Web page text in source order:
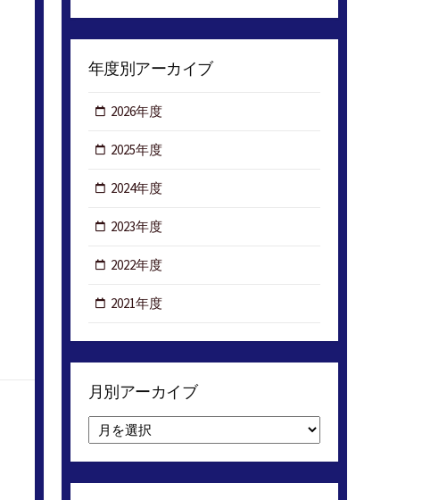
年度別アーカイブ
2026年度
2025年度
2024年度
2023年度
2022年度
2021年度
月別アーカイブ
別
ア
ー